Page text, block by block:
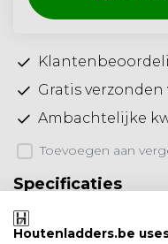
Gratis verzonden
Ambachtelijke
Toevoegen aan
Specificaties
Houtenladders.be